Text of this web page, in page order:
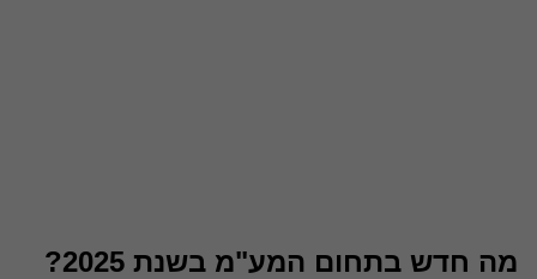
מה חדש בתחום המע"מ בשנת 2025?